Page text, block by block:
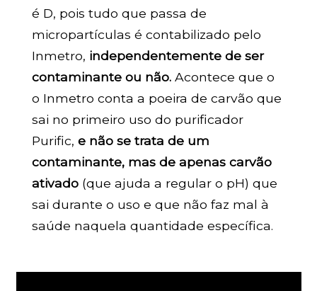
é D, pois tudo que passa de
micropartículas é contabilizado pelo
Inmetro, independentemente de ser
contaminante ou não.Acontece que o
o Inmetro conta a poeira de carvão que
sai no primeiro uso do purificador
Purific, e não se trata de um
contaminante, mas de apenas carvão
ativado(que ajuda a regular o pH) que
sai durante o uso e que não faz mal à
saúde naquela quantidade específica.